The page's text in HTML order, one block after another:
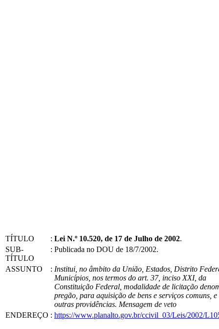
TÍTULO : Lei N.º 10.520, de 17 de Julho de 2002.
SUB-
TÍTULO
: Publicada no DOU de 18/7/2002.
ASSUNTO : Institui, no âmbito da União, Estados, Distrito
Municípios, nos termos do art. 37, inciso XXI, da
Constituição Federal, modalidade de licitação
pregão, para aquisição de bens e serviços comuns, e
outras providências. Mensagem de veto
ENDEREÇO : https://www.planalto.gov.br/ccivil_03/Leis/2002/